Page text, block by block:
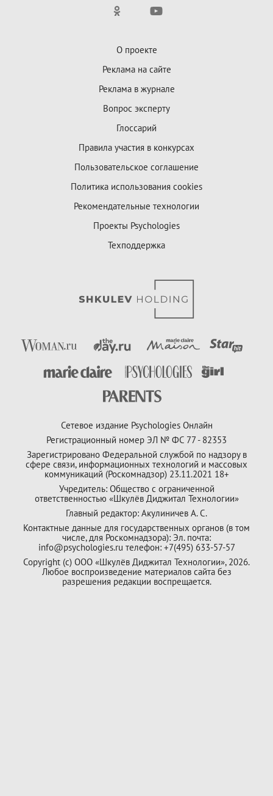
О проекте
Реклама на сайте
Реклама в журнале
Вопрос эксперту
Глоссарий
Правила участия в конкурсах
Пользовательское соглашение
Политика использования cookies
Рекомендательные технологии
Проекты Psychologies
Техподдержка
Сетевое издание Psychologies Онлайн
Регистрационный номер ЭЛ № ФС 77 - 82353
Зарегистрировано Федеральной службой по надзору в
сфере связи, информационных технологий и массовых
коммуникаций (Роскомнадзор) 23.11.2021 18+
Учредитель: Общество с ограниченной
ответственностью «Шкулёв Диджитал Технологии»
Главный редактор: Акулиничев А. С.
Контактные данные для государственных органов (в том
числе, для Роскомнадзора): Эл. почта:
info@psychologies.ru телефон: +7(495) 633-57-57
Copyright (с) ООО «Шкулёв Диджитал Технологии», 2026.
Любое воспроизведение материалов сайта без
разрешения редакции воспрещается.